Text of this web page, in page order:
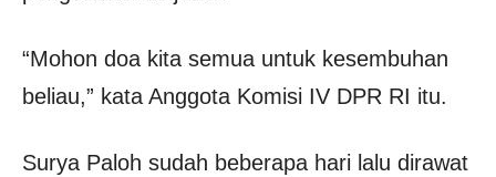
“Mohon doa kita semua untuk kesembuhan
beliau,” kata Anggota Komisi IV DPR RI itu.
Surya Paloh sudah beberapa hari lalu dirawat